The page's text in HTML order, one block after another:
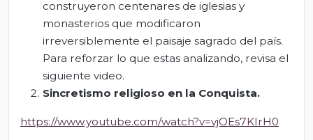
construyeron centenares de iglesias y
monasterios que modificaron
irreversiblemente el paisaje sagrado del país.
Para reforzar lo que estas analizando, revisa el
siguiente video.
Sincretismo religioso en la Conquista.
https://www.youtube.com/watch?v=vjOEs7KIrH0